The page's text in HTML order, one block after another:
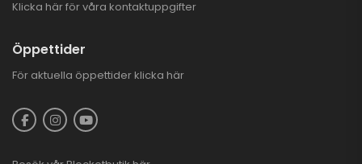
Klicka här för våra kontaktuppgifter
Öppettider
För aktuella öppettider klicka här